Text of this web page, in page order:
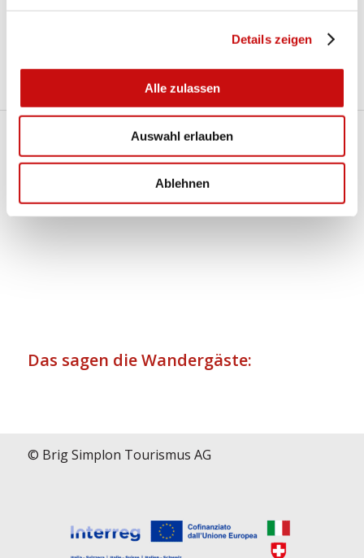
Details zeigen
Alle zulassen
Auswahl erlauben
Ablehnen
zurück
Das sagen die Wandergäste:
© Brig Simplon Tourismus AG